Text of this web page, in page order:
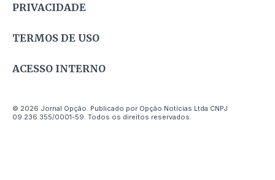
PRIVACIDADE
TERMOS DE USO
ACESSO INTERNO
© 2026 Jornal Opção. Publicado por Opção Notícias Ltda CNPJ
09.236.355/0001-59. Todos os direitos reservados.